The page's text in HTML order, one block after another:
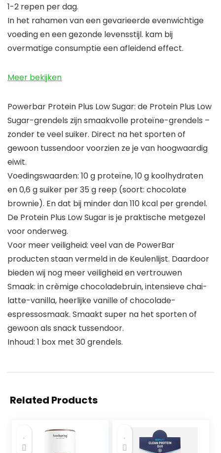
1-2 repen per dag.
In het rahamen van een gevarieerde evenwichtige
voeding en een gezonde levensstijl. kam bij
overmatige consumptie een afleidend effect.
Meer bekijken
Powerbar Protein Plus Low Sugar: de Protein Plus Low
Sugar-grendels zijn smaakvolle proteïne-grendels –
zonder te veel suiker. Direct na het sporten of
gewoon tussendoor voorzien ze je van hoogwaardig
eiwit.
Voedingswaarden: 10 g proteïne, 10 g koolhydraten
en 0,6 g suiker per 35 g reep (soort: chocolate
brownie). En dat bij minder dan 110 kcal per grendel.
De Protein Plus Low Sugar is je praktische metgezel
voor onderweg.
Voor meer veiligheid: veel van de PowerBar
producten staan vermeld in de Keulenlijst. Daardoor
bieden wij nog meer veiligheid en vertrouwen
Smaak: in crèmige chocoladebruin, intensieve chai-
latte-vanilla, heerlijke vanille of chocolade-
espressosmaak. Smaakt super na het sporten of
gewoon als snack tussendoor.
Inhoud: 1 box met 30 grendels.
Related Products